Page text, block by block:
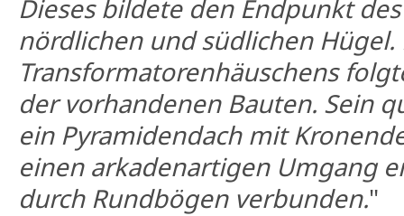
Dieses bildete den Endpunkt
nördlichen und südlichen Hügel.
Transformatorenhäuschens
der vorhandenen Bauten. Sein
ein Pyramidendach mit
einen arkadenartigen Umgang
durch Rundbögen verbunden."